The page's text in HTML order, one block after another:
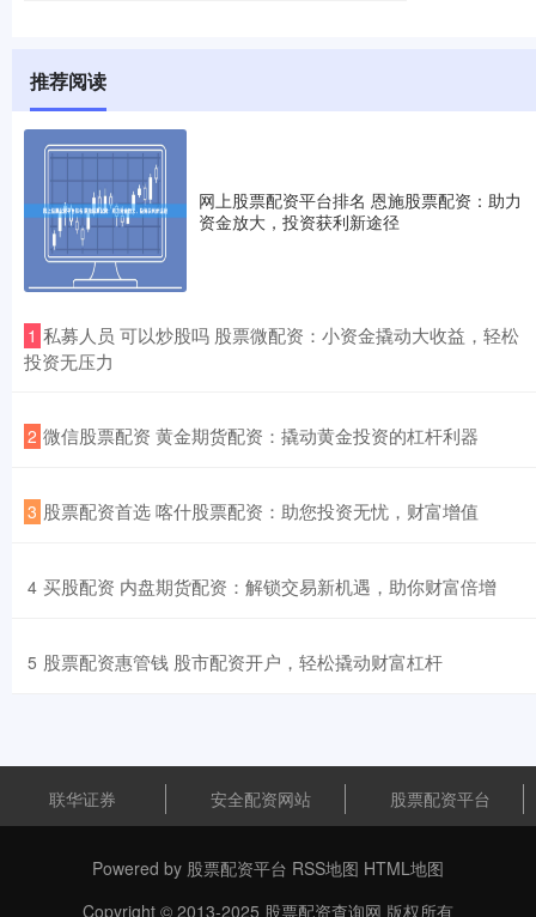
推荐阅读
网上股票配资平台排名 恩施股票配资：助力
资金放大，投资获利新途径
1 ​私募人员 可以炒股吗 股票微配资：小资金撬动大收益，轻松
投资无压力
2 ​微信股票配资 黄金期货配资：撬动黄金投资的杠杆利器
3 ​股票配资首选 喀什股票配资：助您投资无忧，财富增值
4 ​买股配资 内盘期货配资：解锁交易新机遇，助你财富倍增
5 ​股票配资惠管钱 股市配资开户，轻松撬动财富杠杆
联华证券 安全配资网站 股票配资平台
Powered by 股票配资平台 RSS地图 HTML地图
Copyright © 2013-2025 股票配资查询网 版权所有